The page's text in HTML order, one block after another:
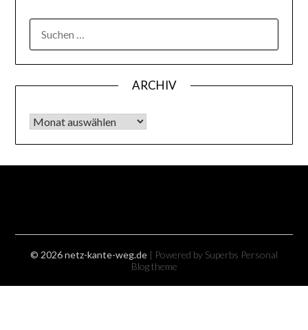
NACH:
ARCHIV
Archiv
© 2026 netz-kante-weg.de | Powered by Superbs Personal
Blog theme